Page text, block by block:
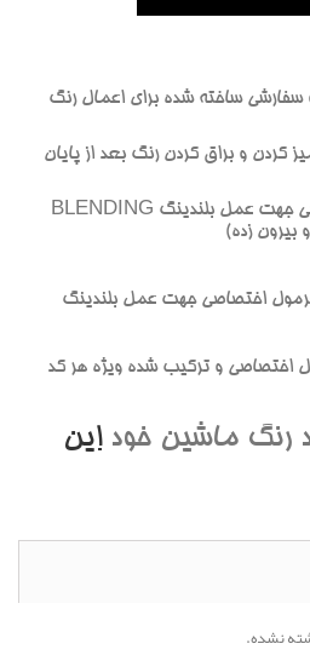
ساخته شده براي اعمال رنگ
کردن و براق کردن رنگ بعد از پايان
پارچه مخصوص سفارشي جهت عمل بلندينگ BLENDING
بيرون زده)
اختصاصي جهت عمل بلندينگ
و ترکيب شده ويژه هر کد
رنگ ماشين خوداين
نشده.